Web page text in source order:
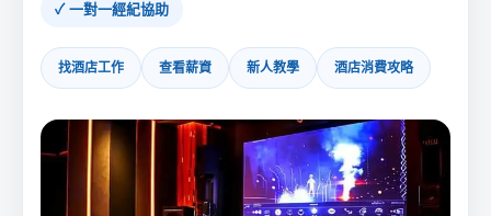
✓ 一對一經紀協助
找酒店工作 查看薪資 新人教學 酒店消費攻略